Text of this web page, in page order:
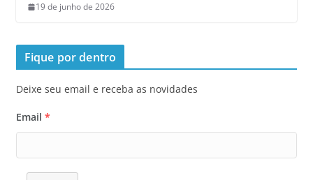
19 de junho de 2026
Fique por dentro
Deixe seu email e receba as novidades
Email *